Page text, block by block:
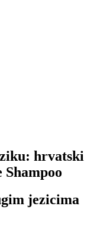
hrvatski
jezicima